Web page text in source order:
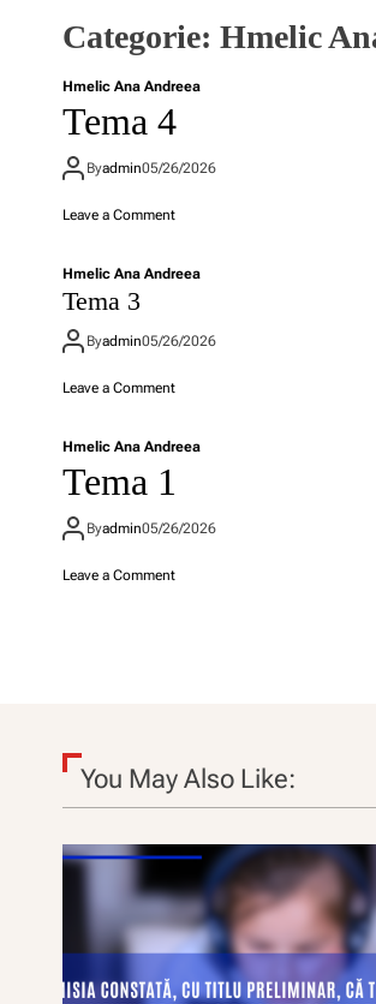
Categorie: Hmelic
Hmelic Ana Andreea
Tema 4
Byadmin05/26/2026
Leave a Commento
e
4
Hmelic Ana Andreea
Tema 3
Byadmin05/26/2026
Leave a Commento
e
3
Hmelic Ana Andreea
Tema 1
Byadmin05/26/2026
Leave a Commento
You May Also Like: